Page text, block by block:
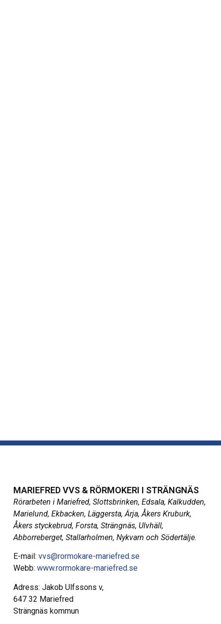
MARIEFRED VVS & RÖRMOKERI I STRÄNGNÄS
Rörarbeten i Mariefred, Slottsbrinken, Edsala, Kalkudden,
Marielund, Ekbacken, Läggersta, Ärja, Åkers Kruburk,
Åkers styckebrud, Forsta, Strängnäs, Ulvhäll,
Abborreberget, Stallarholmen, Nykvarn och Södertälje.
E-mail: vvs@rormokare-mariefred.se
Webb: www.rormokare-mariefred.se
Adress: Jakob Ulfssons v,
647 32 Mariefred
Strängnäs kommun